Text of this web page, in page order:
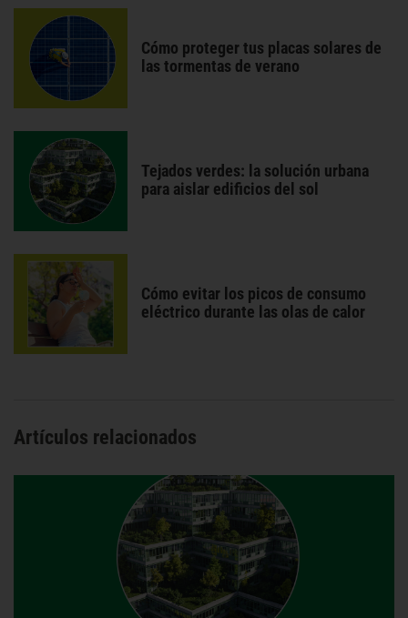
Cómo proteger tus placas solares de
las tormentas de verano
Tejados verdes: la solución urbana
para aislar edificios del sol
Cómo evitar los picos de consumo
eléctrico durante las olas de calor
Artículos relacionados